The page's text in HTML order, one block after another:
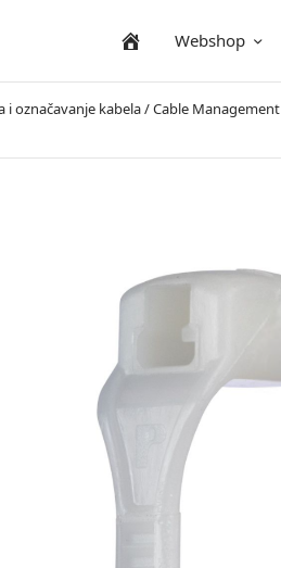
NaslovnicaWebshop
i označavanje kabela / Cable Management